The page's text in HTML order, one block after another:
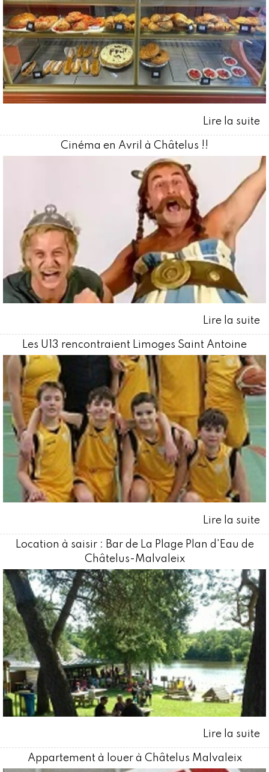
Cinéma en Avril à Châtelus !!
Les U13 rencontraient Limoges Saint Antoine
Location à saisir : Bar de La Plage Plan d'Eau de
Châtelus-Malvaleix
Appartement à louer à Châtelus Malvaleix